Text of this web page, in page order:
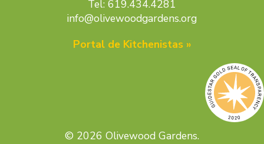
Tel: 619.434.4281
info@olivewoodgardens.org
Portal de Kitchenistas »
© 2026 Olivewood Gardens.